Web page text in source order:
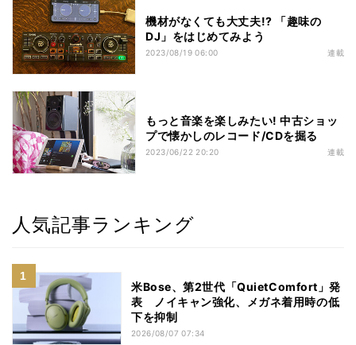
機材がなくても大丈夫!? 「趣味の
DJ」をはじめてみよう
2023/08/19 06:00 連載
もっと音楽を楽しみたい! 中古ショッ
プで懐かしのレコード/CDを掘る
2023/06/22 20:20 連載
人気記事ランキング
米Bose、第2世代「QuietComfort」発
表 ノイキャン強化、メガネ着用時の低
下を抑制
2026/08/07 07:34